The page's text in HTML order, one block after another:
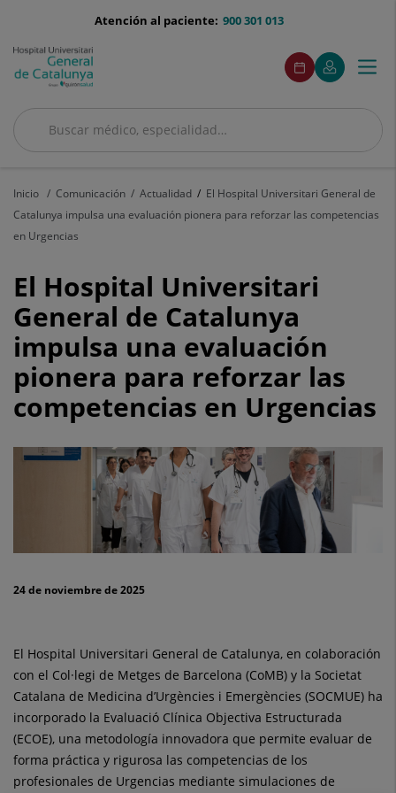
menu-
900 301 013
Atención al paciente:
Buscar
Buscar
menuAcceso
Pedir
cita
Este
enlace
se
en
Mi
Quirónsalud
Este
enlace
se
en
ventana
Menú
Inicio Comunicación Actualidad
El Hospital Universitari General de
Catalunya impulsa una evaluación pionera para reforzar las competencias
en Urgencias
El
Hospital
Universitari
General
de
Catalunya
impulsa
evaluación
pionera
reforzar
las
competencias
en
Urgencias
El Hospital Universitari
General de Catalunya
impulsa una evaluación
pionera para reforzar las
competencias en Urgencias
24 de noviembre de 2025
El Hospital Universitari General de Catalunya, en colaboración
con el Col·legi de Metges de Barcelona (CoMB) y la Societat
Catalana de Medicina d’Urgències i Emergències (SOCMUE) ha
incorporado la Evaluació Clínica Objectiva Estructurada
(ECOE), una metodología innovadora que permite evaluar de
forma práctica y rigurosa las competencias de los
profesionales de Urgencias mediante simulaciones de